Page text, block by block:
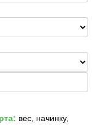
вес, начинку,